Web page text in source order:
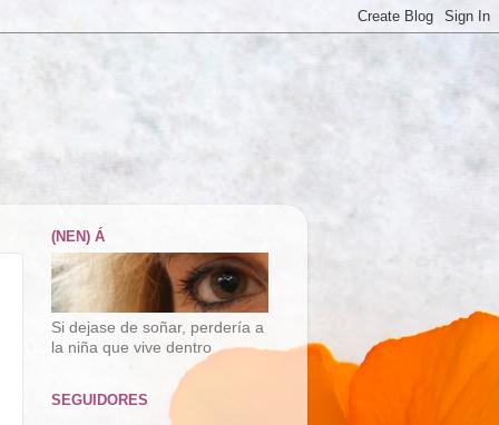
(NEN) Á
Si dejase de soñar, perdería a
la niña que vive dentro
SEGUIDORES